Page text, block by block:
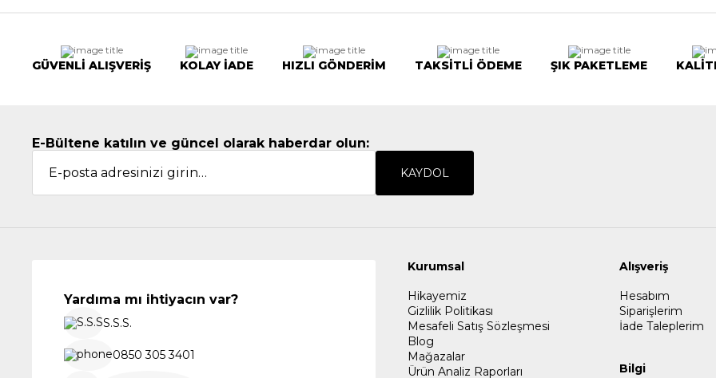
GÜVENLİ ALIŞVERİŞ KOLAY İADE HIZLI GÖNDERİM TAKSİTLİ ÖDEME ŞIK PAKETLEME
E-Bültene katılın ve güncel olarak haberdar olun:
KAYDOL
Yardıma mı ihtiyacın var?
S.S.S.
0850 305 3401
Kurumsal
Hikayemiz
Gizlilik Politikası
Mesafeli Satış Sözleşmesi
Blog
Mağazalar
Ürün Analiz Raporları
Alışveriş
Hesabım
Siparişlerim
İade Taleplerim
Bilgi